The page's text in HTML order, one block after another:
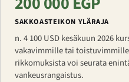
SAKKOASTEIKON YLÄRAJA
n. 4 100 USD kesäkuun 2026
vakavimmille tai
rikkomuksista voi seurata
vankeusrangaistus.